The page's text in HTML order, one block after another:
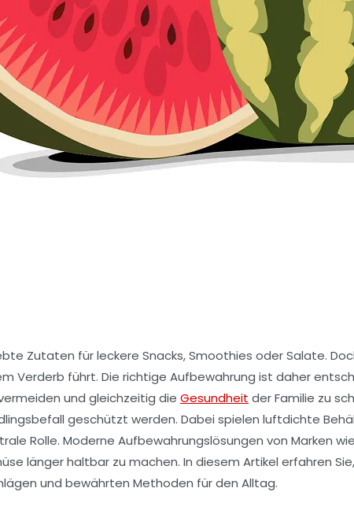
Zutaten für leckere Snacks, Smoothies oder Salate.
Verderb führt. Die richtige Aufbewahrung ist daher
und gleichzeitig die Gesundheit der Familie zu
geschützt werden. Dabei spielen luftdichte
Rolle. Moderne Aufbewahrungslösungen von Marken
länger haltbar zu machen. In diesem Artikel erfahren
und bewährten Methoden für den Alltag.